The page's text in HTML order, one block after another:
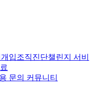
입조직진단챌린지 서비
문의 커뮤니티